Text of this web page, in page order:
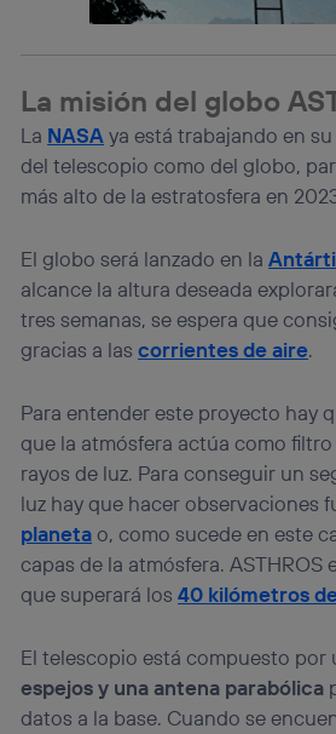
La misión del globo
La NASA ya está trabajando en
del telescopio como del globo,
más alto de la estratosfera en
El globo será lanzado en la
alcance la altura deseada
tres semanas, se espera que
gracias a lascorrientes de aire.
Para entender este proyecto hay
que la atmósfera actúa como
rayos de luz. Para conseguir un
luz hay que hacer observaciones
planetao, como sucede en este
capas de la atmósfera. ASTHROS
que superará los40 kilómetros
El telescopio está compuesto por
espejos y una antena parabólica
datos a la base. Cuando se
Si utilizas una
conexión de
actividades de navegación de los
Si utilizas datos móviles, el
personalizado, ya que se basará
navegación del usuario del móvil.
Puedes gestionar los
(“consenthub”). Para más
la política de privacidad de Utiq.